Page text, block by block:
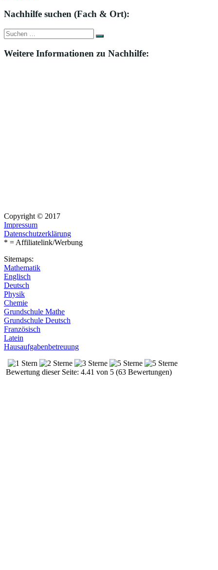
Nachhilfe suchen (Fach & Ort):
Suche
nach:
Suchen
Weitere Informationen zu Nachhilfe:
Copyright © 2017
Impressum
Datenschutzerklärung
* = Affiliatelink/Werbung
Sitemaps:
Mathematik
Englisch
Deutsch
Physik
Chemie
Grundschule Mathe
Grundschule Deutsch
Französisch
Latein
Hausaufgabenbetreuung
Bewertung dieser Seite: 4.41 von 5 (63 Bewertungen)